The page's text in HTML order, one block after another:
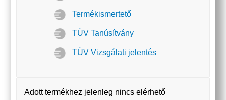
Termékismertető
TÜV Tanúsítvány
TÜV Vizsgálati jelentés
Adott termékhez jelenleg nincs elérhető